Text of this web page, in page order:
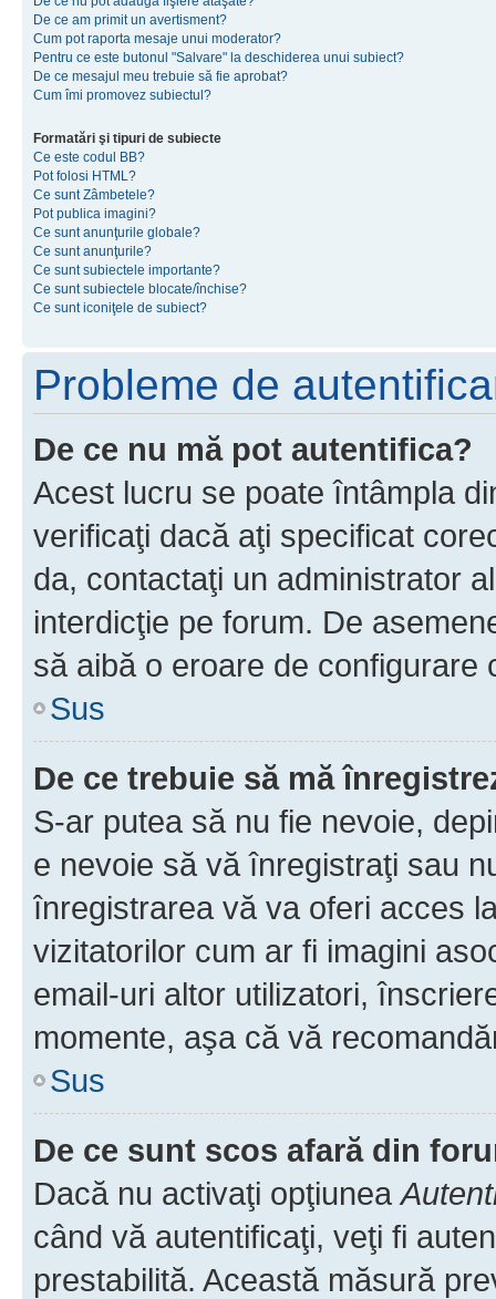
De ce am primit un avertisment?
Cum pot raporta mesaje unui moderator?
Pentru ce este butonul "Salvare" la deschiderea unui subiect?
De ce mesajul meu trebuie să fie aprobat?
Cum îmi promovez subiectul?
Formatări şi tipuri de subiecte
Ce este codul BB?
Pot folosi HTML?
Ce sunt Zâmbetele?
Pot publica imagini?
Ce sunt anunţurile globale?
Ce sunt anunţurile?
Ce sunt subiectele importante?
Ce sunt subiectele blocate/închise?
Ce sunt iconiţele de subiect?
Probleme de
De ce nu mă pot autentifica?
Acest lucru se poate întâmpla
verificaţi dacă aţi specificat
da, contactaţi un administrator
interdicţie pe forum. De
să aibă o eroare de configurare
Sus
De ce trebuie să mă
S-ar putea să nu fie nevoie,
e nevoie să vă înregistraţi sau
înregistrarea vă va oferi acces
vizitatorilor cum ar fi imagini
email-uri altor utilizatori,
momente, aşa că vă
Sus
De ce sunt scos afară din
Dacă nu activaţi opţiunea
când vă autentificaţi, veţi fi
prestabilită. Această măsură